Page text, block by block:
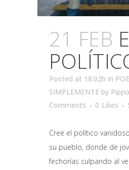
21 FEB
Posted at 18:02h in
SIMPLEMENTE by Pippo
Comments
0 Likes
Cree el político
su pueblo, donde de
fechorías culpando al